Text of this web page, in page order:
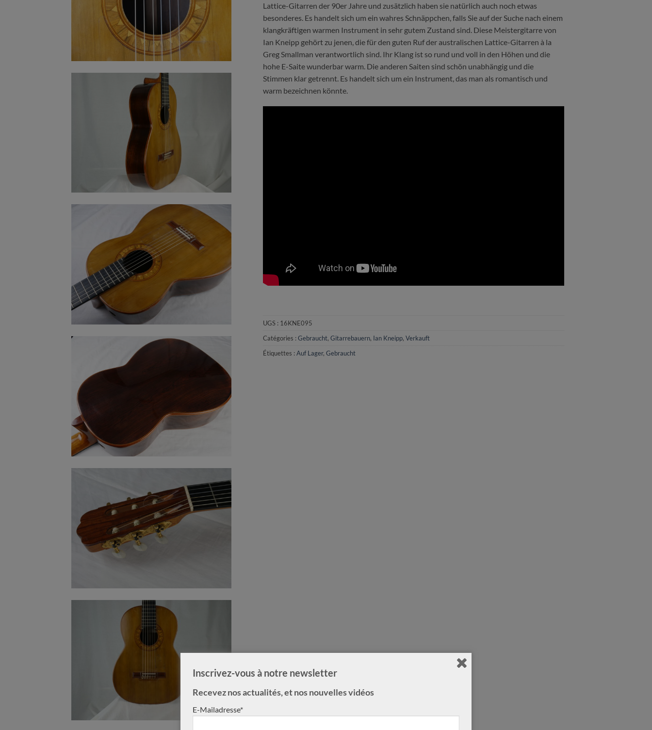
Lattice-Gitarren der 90er Jahre und zusätzlich haben sie natürlich auch noch etwas
besonderes. Es handelt sich um ein wahres Schnäppchen, falls Sie auf der Suche nach einem
klangkräftigen warmen Instrument in sehr gutem Zustand sind. Diese Meistergitarre von
Ian Kneipp gehört zu jenen, die für den guten Ruf der australischen Lattice-Gitarren à la
Greg Smallman verantwortlich sind. Ihr Klang ist so rund und voll in den Höhen und die
hohe E-Saite wunderbar warm. Die anderen Saiten sind schön unabhängig und die
Stimmen klar getrennt. Es handelt sich um ein Instrument, das man als romantisch und
warm bezeichnen könnte.
UGS : 16KNE095
Catégories :Gebraucht, Gitarrebauern, Ian Kneipp, Verkauft
Étiquettes :Auf Lager, Gebraucht
Inscrivez-vous à notre newsletter
Recevez nos actualités, et nos nouvelles vidéos
E-Mailadresse*